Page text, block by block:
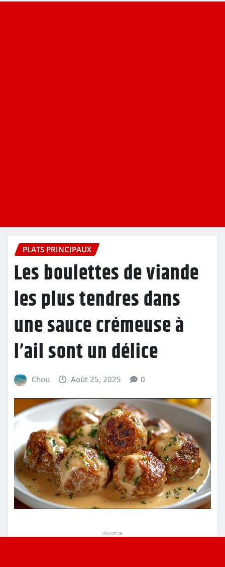
PLATS PRINCIPAUX
Les boulettes de viande
les plus tendres dans
une sauce crémeuse à
l’ail sont un délice
Chou Août 25, 2025 0
Annonce